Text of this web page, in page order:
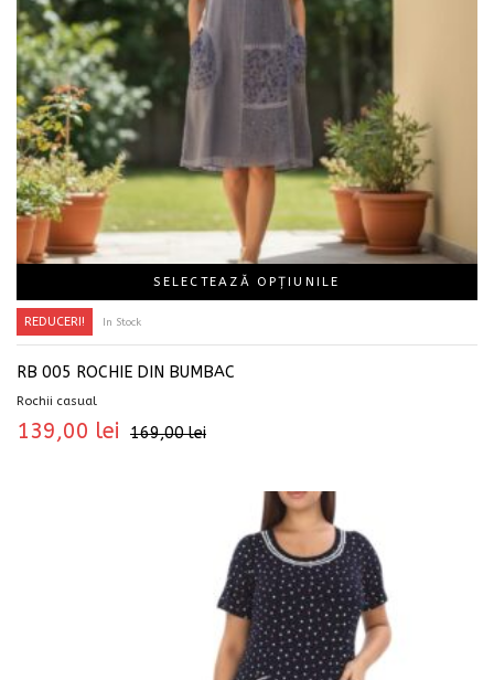
SELECTEAZĂ OPȚIUNILE
REDUCERI! In Stock
RB 005 ROCHIE DIN BUMBAC
Rochii casual
169,00lei
139,00 lei